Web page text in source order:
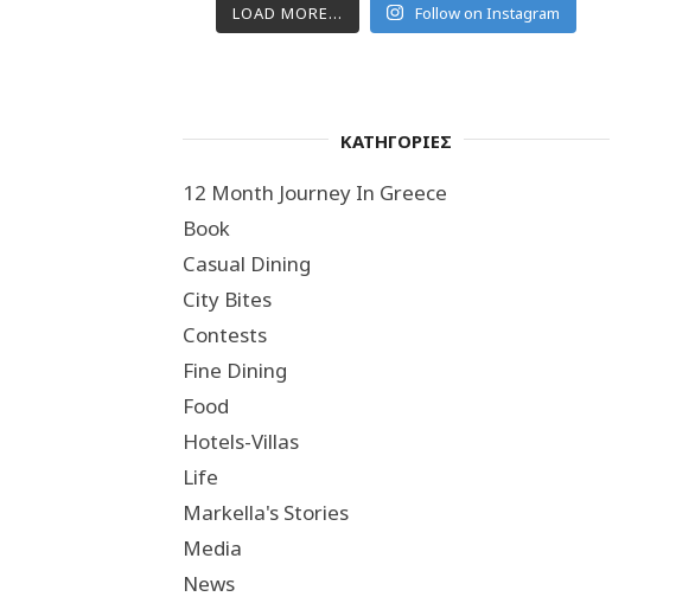
LOAD MORE... Follow on Instagram
ΚΑΤΗΓΟΡΙΕΣ
12 Month Journey In Greece
Book
Casual Dining
City Bites
Contests
Fine Dining
Food
Hotels-Villas
Life
Markella's Stories
Media
News